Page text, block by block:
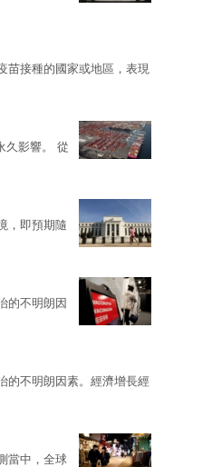
苗接種的國家或地區，表現
久影響。 從
，即預期隨
的不明朗因
的不明朗因素。經濟增長經
當中，全球